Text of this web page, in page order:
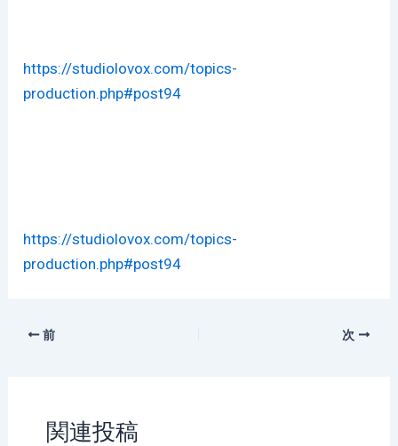
https://studiolovox.com/topics-
production.php#post94
https://studiolovox.com/topics-
production.php#post94
前 次
関連投稿